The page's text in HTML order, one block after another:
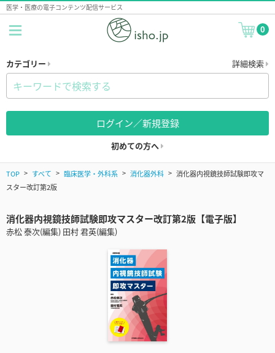
医学・医療の電子コンテンツ配信サービス
0
カテゴリー 詳細検索
ログイン／新規登録
初めての方へ
TOP すべて 臨床医学・外科系 消化器外科
消化器内視鏡技師試験即攻マ
スター改訂第2版
消化器内視鏡技師試験即攻マスター改訂第2版【電子版】
赤松 泰次(編集) 田村 君英(編集)